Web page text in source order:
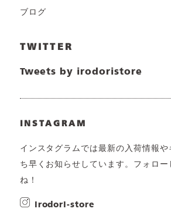
ブログ
TWITTER
Tweets by irodoristore
INSTAGRAM
インスタグラムでは最新の入荷情報
ち早くお知らせしています。フォロ
ね！
irodori-store